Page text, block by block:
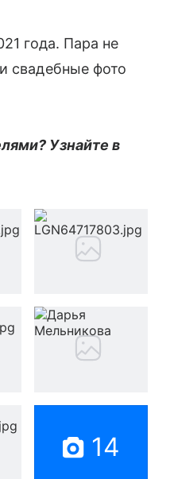
года. Пара не
свадебные фото
Узнайте в
14